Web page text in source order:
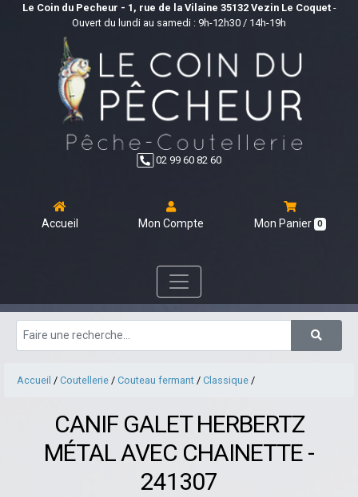
Le Coin du Pecheur - 1, rue de la Vilaine 35132 Vezin Le Coquet-
Ouvert du lundi au samedi : 9h-12h30 / 14h-19h
02 99 60 82 60
Accueil Mon Compte Mon Panier 0
Accueil / Coutellerie / Couteau fermant / Classique /
CANIF GALET HERBERTZ
MÉTAL AVEC CHAINETTE -
241307